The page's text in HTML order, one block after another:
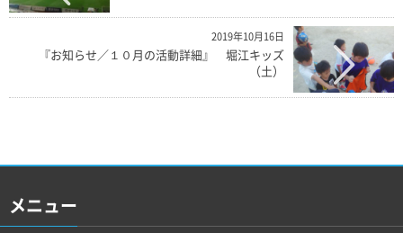
2019年10月16日
『お知らせ／１０月の活動詳細』 堀江キッズ
（土）
メニュー